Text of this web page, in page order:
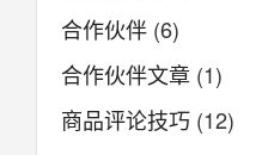
合作伙伴 (6)
合作伙伴文章 (1)
商品评论技巧 (12)